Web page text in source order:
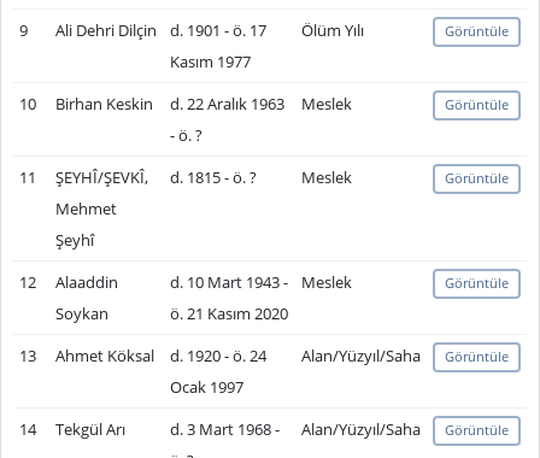
9 Ali Dehri Dilçin
d. 1901 - ö. 17
Kasım 1977
Ölüm Yılı Görüntüle
10 Birhan Keskin
d. 22 Aralık 1963
- ö. ?
Meslek Görüntüle
11
ŞEYHÎ/ŞEVKÎ,
Mehmet
Şeyhî
d. 1815 - ö. ? Meslek Görüntüle
12
Alaaddin
Soykan
d. 10 Mart 1943 -
ö. 21 Kasım 2020
Meslek Görüntüle
13 Ahmet Köksal
d. 1920 - ö. 24
Ocak 1997
Alan/Yüzyıl/Saha Görüntüle
14 Tekgül Arı
d. 3 Mart 1968 -
Alan/Yüzyıl/Saha Görüntüle